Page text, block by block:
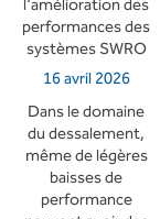
performances des
systèmes SWRO
16 avril 2026
Dans le domaine
du dessalement,
même de légères
baisses de
performance